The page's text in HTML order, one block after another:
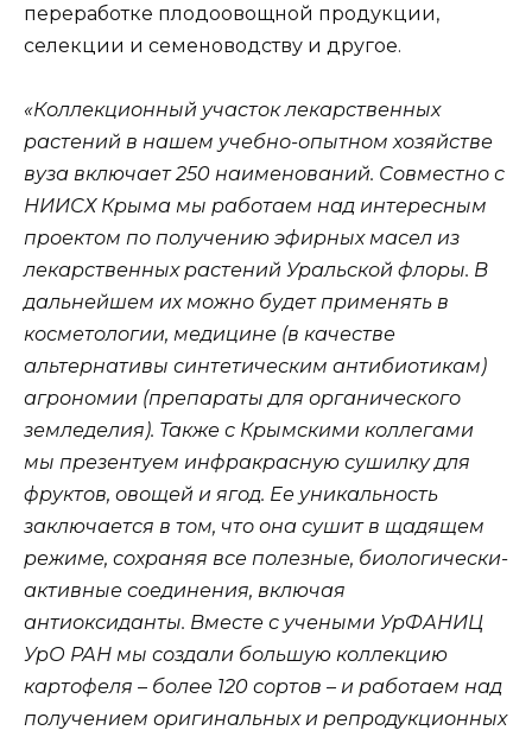
переработке плодоовощной продукции,
селекции и семеноводству и другое.
«Коллекционный участок лекарственных
растений в нашем учебно-опытном хозяйстве
вуза включает 250 наименований. Совместно с
НИИСХ Крыма мы работаем над интересным
проектом по получению эфирных масел из
лекарственных растений Уральской флоры. В
дальнейшем их можно будет применять в
косметологии, медицине (в качестве
альтернативы синтетическим антибиотикам)
агрономии (препараты для органического
земледелия). Также с Крымскими коллегами
мы презентуем инфракрасную сушилку для
фруктов, овощей и ягод. Ее уникальность
заключается в том, что она сушит в щадящем
режиме, сохраняя все полезные, биологически-
активные соединения, включая
антиоксиданты. Вместе с учеными УрФАНИЦ
УрО РАН мы создали большую коллекцию
картофеля – более 120 сортов – и работаем над
получением оригинальных и репродукционных